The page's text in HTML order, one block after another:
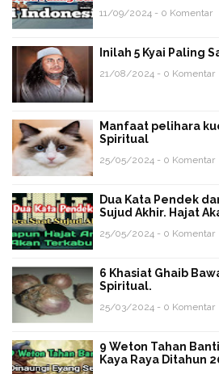
11/09/2024 - 0 Komentar
Inilah 5 Kyai Paling
21/08/2024 - 0 Komentar
Manfaat pelihara
Spiritual
25/05/2024 - 0 Komentar
Dua Kata Pendek
Sujud Akhir. Hajat
25/05/2024 - 0 Komentar
6 Khasiat Ghaib
Spiritual.
25/03/2024 - 0 Komentar
9 Weton Tahan
Kaya Raya Ditahun